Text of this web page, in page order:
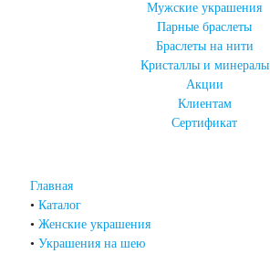
Мужские украшения
Парные браслеты
Браслеты на нити
Кристаллы и минералы
Акции
Клиентам
Сертификат
Главная
• Каталог
• Женские украшения
• Украшения на шею